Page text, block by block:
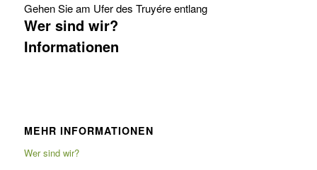
Gehen Sie am Ufer des Truyére entlang
Wer sind wir?
Informationen
MEHR INFORMATIONEN
Wer sind wir?